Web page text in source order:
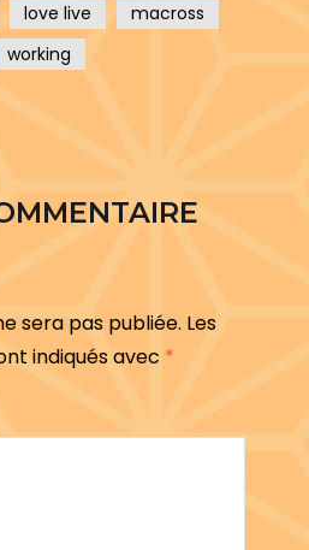
love live
macross
working
sera pas publiée. Les
indiqués avec *